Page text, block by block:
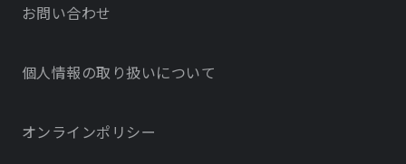
物件をお探しの方向け
オフィス・店舗をお探しの方へ
お問い合わせ
個人情報の取り扱いについて
オンラインポリシー